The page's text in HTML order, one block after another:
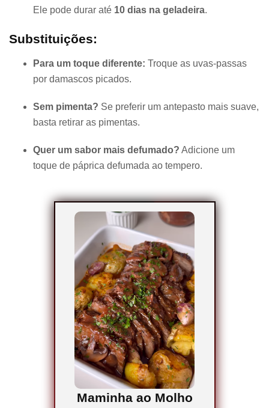
Ele pode durar até 10 dias na geladeira.
Substituições:
Para um toque diferente: Troque as uvas-passas
por damascos picados.
Sem pimenta? Se preferir um antepasto mais suave,
basta retirar as pimentas.
Quer um sabor mais defumado? Adicione um
toque de páprica defumada ao tempero.
Maminha ao Molho